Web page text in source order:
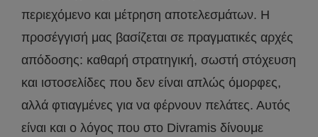
περιεχόμενο και μέτρηση αποτελεσμάτων. Η
προσέγγισή μας βασίζεται σε πραγματικές αρχές
απόδοσης: καθαρή στρατηγική, σωστή στόχευση
και ιστοσελίδες που δεν είναι απλώς όμορφες,
αλλά φτιαγμένες για να φέρνουν πελάτες. Αυτός
είναι και ο λόγος που στο Divramis δίνουμε